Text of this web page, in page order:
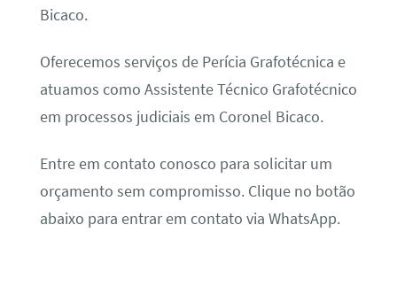
Bicaco.
Oferecemos serviços de Perícia Grafotécnica e
atuamos como Assistente Técnico Grafotécnico
em processos judiciais em Coronel Bicaco.
Entre em contato conosco para solicitar um
orçamento sem compromisso. Clique no botão
abaixo para entrar em contato via WhatsApp.